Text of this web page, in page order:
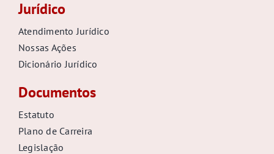
Jurídico
Atendimento Jurídico
Nossas Ações
Dicionário Jurídico
Documentos
Estatuto
Plano de Carreira
Legislação